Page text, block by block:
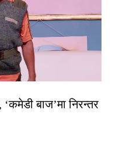
बाज’मा निरन्तर